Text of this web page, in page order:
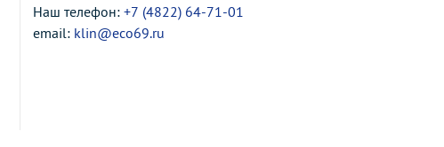
Наш телефон: +7 (4822) 64-71-01
email: klin@eco69.ru